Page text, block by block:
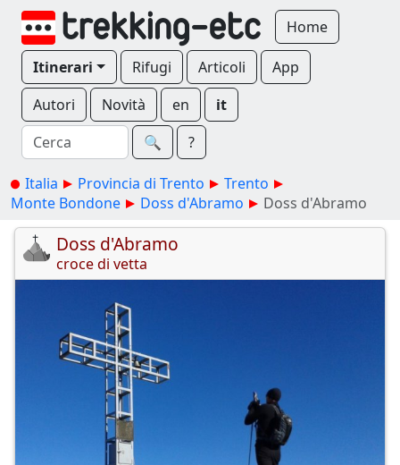
Home
Itinerari Rifugi Articoli
App
Autori
Novità en
it
🔍︎
?
Italia Provincia di Trento
Trento
Monte Bondone
Doss d'Abramo Doss d'Abramo
Doss d'Abramo
croce di vetta